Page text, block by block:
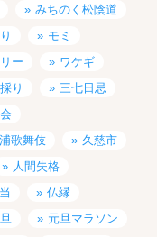
みちのく松陰道
モミ
ー
ワケギ
り
三七日忌
歌舞伎
久慈市
人間失格
仏縁
元旦マラソン